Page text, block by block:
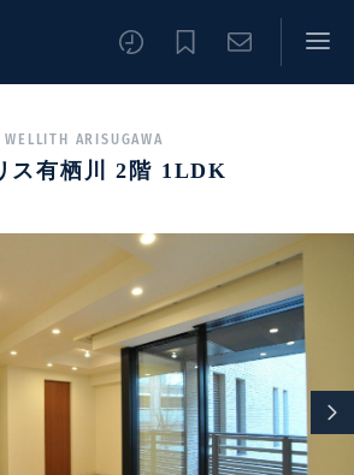
WELLITH ARISUGAWA
ス有栖川 2階 1LDK